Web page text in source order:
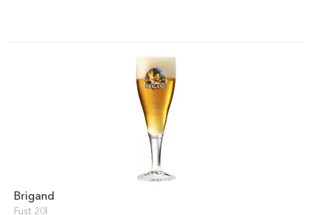
Brigand
Fust 20l